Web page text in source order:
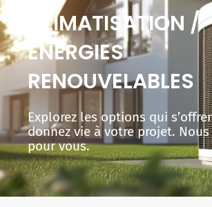
CLIMATISATION /
ÉNERGIES
RENOUVELABLES
Explorez les options qui
donnez vie à votre projet.
pour vous.